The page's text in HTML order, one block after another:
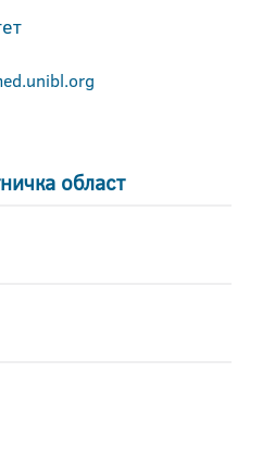
област